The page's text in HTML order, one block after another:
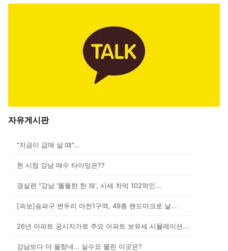
자유게시판
"지금이 급매 살 때"…
현 시점 강남 매수 타이밍은??
경실련 "강남 '똘똘한 한 채', 시세 차익 102억인...
[속보]송파구 변두리 마천1구역, 49층 랜드마크로 날...
26년 아파트 공시지가로 주요 아파트 보유세 시뮬레이션...
강남보다 더 올랐네… 실수요 몰린 이곳은?